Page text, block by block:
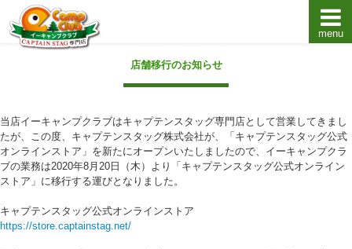
キャプテンスタッグキャンプ用品通販店【eキャンプ
menu
店舗移行のお知らせ
当店イーキャンプクラブはキャプテンスタッグ専門店として営業してきまし
たが、この度、キャプテンスタッグ株式会社が、「キャプテンスタッグ公式
オンラインストア」を新たにオープンいたしましたので、イーキャンプクラ
ブの業務は2020年8月20日（木）より「キャプテンスタッグ公式オンライン
ストア」に移行する運びとなりました。
キャプテンスタッグ公式オンラインストア
https://store.captainstag.net/